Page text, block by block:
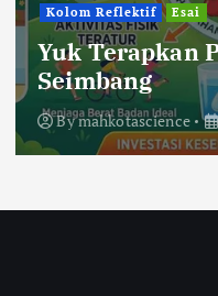
Kolom Reflektif Esai
Yuk Terapkan
Seimbang
Bymahkotascience